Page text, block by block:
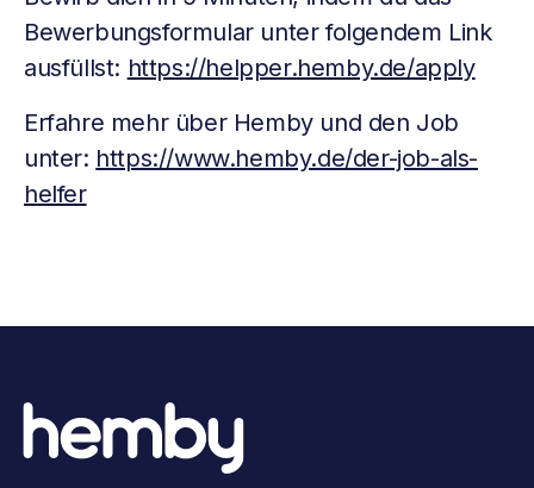
Bewerbungsformular unter folgendem Link
ausfüllst: https://helpper.hemby.de/apply
Erfahre mehr über Hemby und den Job
unter: https://www.hemby.de/der-job-als-
helfer